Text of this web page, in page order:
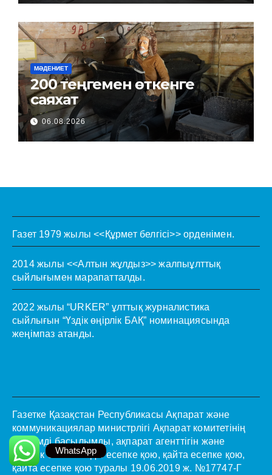
МӘДЕНИЕТ
200 теңгемен өткенге
саяхат
06.08.2026
Газет 1979 жылы <<Құрмет белгісі>> орденімен.
2014 жылы <<Алтын жұлдыз>> жалпыұлттық
сыйлығымен марапатталды.
2022 жылы “URKER” ұлттық журналистика
сыйлығын “Үздік өңірлік БАҚ” номинациясында
жеңімпаз атанды.
Газетке Қазақстан Республикасы Ақпарат және
коммуникациялар министрлігі Ақпарат комитетінің
мерзімді басылымды, ақпарат агенттігін және
желілік басылымды есепке қою, қайта есепке қою,
қайта есепке қою туралы 19.06.2019 ж. №17747-Г
WhatsApp